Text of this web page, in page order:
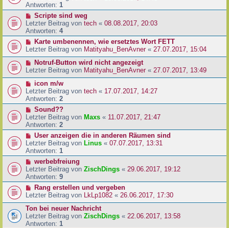
Antworten: 1
Scripte sind weg
Letzter Beitrag von tech « 08.08.2017, 20:03
Antworten: 4
Karte umbenennen, wie ersetztes Wort FETT
Letzter Beitrag von Matityahu_BenAvner« 27.07.2017, 15:04
Notruf-Button wird nicht angezeigt
Letzter Beitrag von Matityahu_BenAvner « 27.07.2017, 13:49
icon m/w
Letzter Beitrag von tech « 17.07.2017, 14:27
Antworten: 2
Sound??
Letzter Beitrag von Maxs « 11.07.2017, 21:47
Antworten: 2
User anzeigen die in anderen Räumen sind
Letzter Beitrag von Linus « 07.07.2017, 13:31
Antworten: 1
werbebfreiung
Letzter Beitrag von ZischDings « 29.06.2017, 19:12
Antworten: 9
Rang erstellen und vergeben
Letzter Beitrag von
LkLp1082 « 26.06.2017, 17:30
Ton bei neuer Nachricht
Letzter Beitrag von ZischDings « 22.06.2017, 13:58
Antworten: 1